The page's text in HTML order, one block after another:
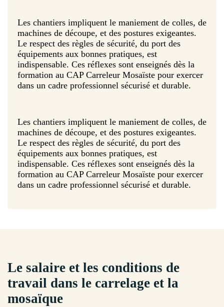
Les chantiers impliquent le maniement de colles, de
machines de découpe, et des postures exigeantes.
Le respect des règles de sécurité, du port des
équipements aux bonnes pratiques, est
indispensable. Ces réflexes sont enseignés dès la
formation au CAP Carreleur Mosaïste pour exercer
dans un cadre professionnel sécurisé et durable.
Les chantiers impliquent le maniement de colles, de
machines de découpe, et des postures exigeantes.
Le respect des règles de sécurité, du port des
équipements aux bonnes pratiques, est
indispensable. Ces réflexes sont enseignés dès la
formation au CAP Carreleur Mosaïste pour exercer
dans un cadre professionnel sécurisé et durable.
Le salaire et les conditions de
travail dans le carrelage et la
mosaïque